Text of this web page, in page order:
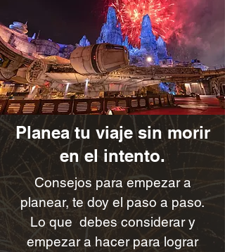
enero de 2026. Válida en salidas
de marzo de 2026 a mayo
Planea tu viaje sin morir
en el intento.
Consejos para empezar a
planear, te doy el paso a paso.
Lo que debes considerar y